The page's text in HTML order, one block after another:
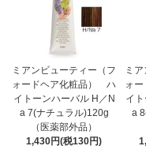
ミアンビューティー（フ
ォードヘア化粧品） ハ
イトーンハーバル H／N
a 7(ナチュラル)120g
（医薬部外品）
1,430円(税130円)
ミ
ォ
イ
a